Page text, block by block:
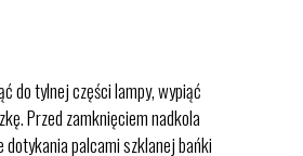
do tylnej części lampy, wypiąć
Przed zamknięciem nadkola
palcami szklanej bańki